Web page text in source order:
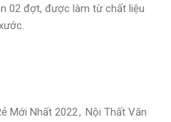
02 đợt, được làm từ chất liệu
Mới Nhất 2022, Nội Thất Văn